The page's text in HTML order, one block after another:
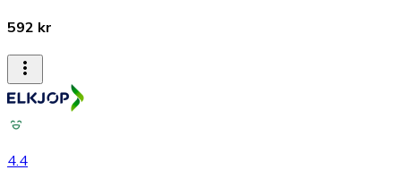
592 kr
4.4